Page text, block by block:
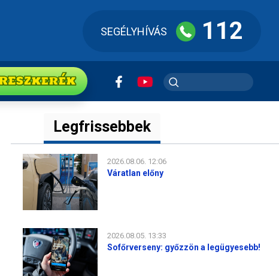
SEGÉLYHÍVÁS 112
Legfrissebbek
2026.08.06. 12:06
Váratlan előny
2026.08.05. 13:33
Sofőrverseny: győzzön a legügyesebb!